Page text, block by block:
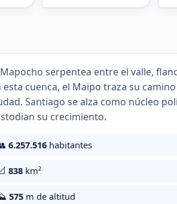
serpentea entre el valle,
esta cuenca, el Maipo traza su
Santiago se alza como núcleo
su crecimiento.
6.257.516 habitantes
838 km²
575 m de altitud